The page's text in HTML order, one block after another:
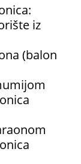
iz
(balon